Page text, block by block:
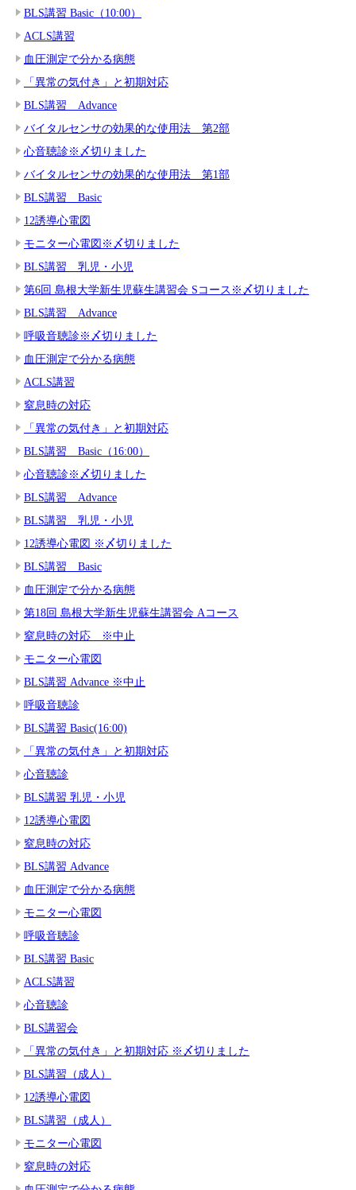
BLS講習 Basic（10:00）
ACLS講習
血圧測定で分かる病態
「異常の気付き」と初期対応
BLS講習 Advance
バイタルセンサの効果的な使用法 第2部
心音聴診※〆切りました
バイタルセンサの効果的な使用法 第1部
BLS講習 Basic
12誘導心電図
モニター心電図※〆切りました
BLS講習 乳児・小児
第6回 島根大学新生児蘇生講習会 Sコース※〆切りました
BLS講習 Advance
呼吸音聴診※〆切りました
血圧測定で分かる病態
ACLS講習
窒息時の対応
「異常の気付き」と初期対応
BLS講習 Basic（16:00）
心音聴診※〆切りました
BLS講習 Advance
BLS講習 乳児・小児
12誘導心電図 ※〆切りました
BLS講習 Basic
血圧測定で分かる病態
第18回 島根大学新生児蘇生講習会 Aコース
窒息時の対応 ※中止
モニター心電図
BLS講習 Advance ※中止
呼吸音聴診
BLS講習 Basic(16:00)
「異常の気付き」と初期対応
心音聴診
BLS講習 乳児・小児
12誘導心電図
窒息時の対応
BLS講習 Advance
血圧測定で分かる病態
モニター心電図
呼吸音聴診
BLS講習 Basic
ACLS講習
心音聴診
BLS講習会
「異常の気付き」と初期対応 ※〆切りました
BLS講習（成人）
12誘導心電図
BLS講習（成人）
モニター心電図
窒息時の対応